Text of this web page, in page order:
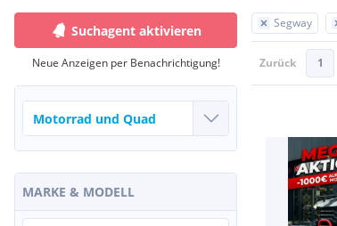
Segway
Zurück 1
Suchagent aktivieren
Neue Anzeigen per Benachrichtigung!
MARKE & MODELL